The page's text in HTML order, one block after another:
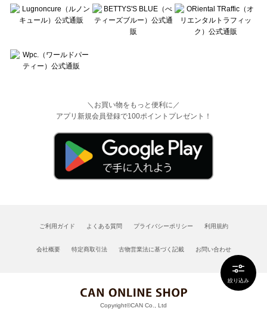
絞り込み
＼お買い物をもっと便利に／
アプリ新規会員登録で100ポイントプレゼント！
ご利用ガイド よくある質問 プライバシーポリシー 利用規約
会社概要 特定商取引法 古物営業法に基づく記載 お問い合わせ
Copyright©CAN Co., Ltd